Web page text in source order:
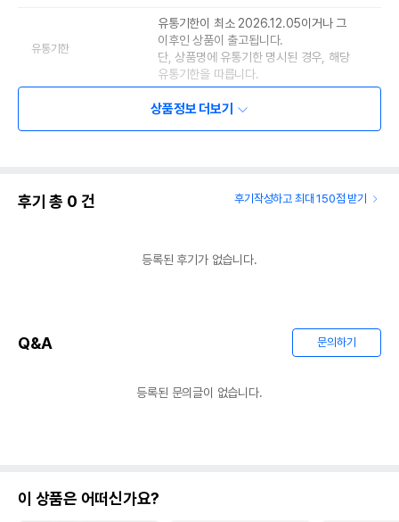
유통기한
유통기한이 최소 2026.12.05이거나 그
이후인 상품이 출고됩니다.
단, 상품명에 유통기한 명시된 경우, 해당
유통기한을 따릅니다.
상품정보 더보기
후기 총 0 건 후기작성하고 최대 150점 받기
등록된 후기가 없습니다.
Q&A 문의하기
등록된 문의글이 없습니다.
이 상품은 어떠신가요?